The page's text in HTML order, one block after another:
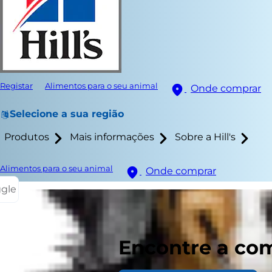
Registar Alimentos para o seu animal Onde comprar
Selecione a sua região
Produtos Mais informações Sobre a Hill's
Alimentos para o seu animal
Onde comprar
Encontre a
Tal como os
realizado
cães com